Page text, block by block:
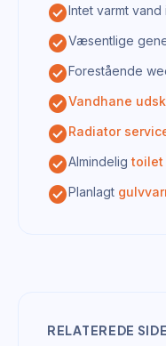
check_circleIntet varmt
check_circleVæsentlige
check_circleForestående
check_circleVandhane
check_circleRadiator
check_circleAlmindeligtoilet
check_circlePlanlagt
RELATEREDE